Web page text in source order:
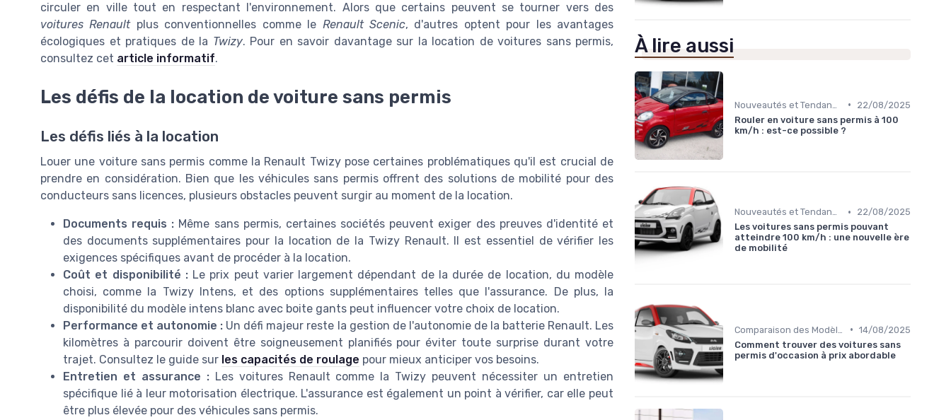
circuler en ville tout en respectant l'environnement. Alors que certains peuvent se tourner vers des
voitures Renaultplus conventionnelles comme le Renault Scenic, d'autres optent pour les avantages
écologiques et pratiques de la Twizy. Pour en savoir davantage sur la location de voitures sans permis,
consultez cet article informatif.
Les défis de la location de voiture sans permis
Les défis liés à la location
Louer une voiture sans permis comme la Renault Twizy pose certaines problématiques qu'il est crucial de
prendre en considération. Bien que les véhicules sans permis offrent des solutions de mobilité pour des
conducteurs sans licences, plusieurs obstacles peuvent surgir au moment de la location.
Documents requis : Même sans permis, certaines sociétés peuvent exiger des preuves d'identité et
des documents supplémentaires pour la location de la Twizy Renault. Il est essentiel de vérifier les
exigences spécifiques avant de procéder à la location.
Coût et disponibilité :Le prix peut varier largement dépendant de la durée de location, du modèle
choisi, comme la Twizy Intens, et des options supplémentaires telles que l'assurance. De plus, la
disponibilité du modèle intens blanc avec boite gants peut influencer votre choix de location.
Performance et autonomie : Un défi majeur reste la gestion de l'autonomie de la batterie Renault. Les
kilomètres à parcourir doivent être soigneusement planifiés pour éviter toute surprise durant votre
trajet. Consultez le guide sur les capacités de roulage pour mieux anticiper vos besoins.
Entretien et assurance :Les voitures Renault comme la Twizy peuvent nécessiter un entretien
spécifique lié à leur motorisation électrique. L'assurance est également un point à vérifier, car elle peut
être plus élevée pour des véhicules sans permis.
À lire aussi
•
22/08/2025
Rouler en voiture sans permis à 100
km/h : est-ce possible ?
Nouveautés et Tendances •
22/08/2025
Les voitures sans permis pouvant
atteindre 100 km/h : une nouvelle ère
de mobilité
• 14/08/2025
Comment trouver des voitures sans
permis d'occasion à prix abordable